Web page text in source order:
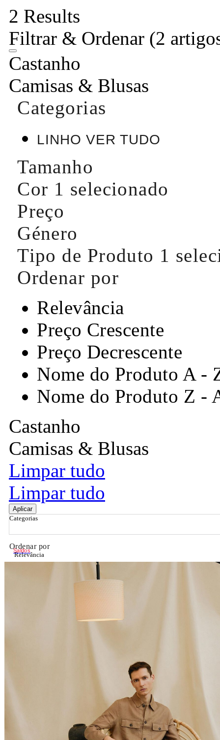
2 Results
Filtrar & Ordenar (2
Castanho
Camisas & Blusas
Categorias
LINHO VER TUDO
Tamanho
Cor 1 selecionado
Preço
Género
Tipo de Produto 1
Ordenar por
Relevância
Preço Crescente
Preço Decrescente
Nome do Produto A -
Nome do Produto Z -
Castanho
Camisas & Blusas
Limpar tudo
Limpar tudo
Aplicar
Categorias
Ordenar por
Relevância
Preço Crescente
Saldos